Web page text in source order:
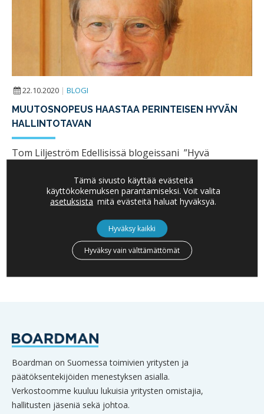
22.10.2020 | BLOGI
MUUTOSNOPEUS HAASTAA PERINTEISEN HYVÄN
HALLINTOTAVAN
Tom Liljeström Edellisissä blogeissani ”Hyvä
suuntaviivat antaa omistajadialogi” sekä ”Tiimalasista
tiimiksi – Omistajadialogi tilanteeseen…
Boardman on Suomessa toimivien yritysten ja
päätöksentekijöiden menestyksen asialla.
Verkostoomme kuuluu lukuisia yritysten omistajia,
hallitusten jäseniä sekä johtoa.
Tämä sivusto käyttää evästeitä
käyttökokemuksen parantamiseksi. Voit valita
asetuksista mitä evästeitä haluat hyväksyä.
Hyväksy kaikki
Hyväksy vain välttämättömät